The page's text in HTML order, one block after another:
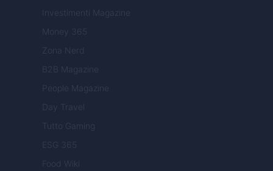
Investimenti Magazine
Money 365
Zona Nerd
B2B Magazine
People Magazine
Day Travel
Tutto Gaming
ESG 365
Food Wiki